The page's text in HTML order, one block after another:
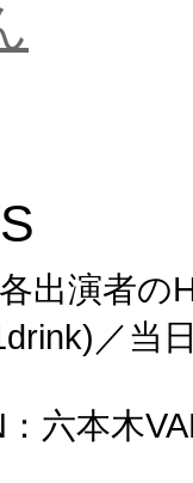
出演者の
／当
六本木